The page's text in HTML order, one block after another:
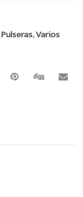
Pulseras,Varios